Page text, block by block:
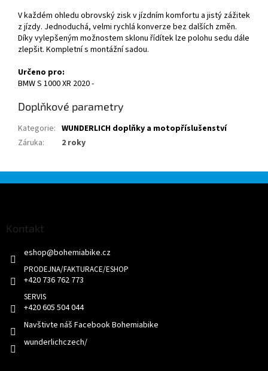
V každém ohledu obrovský zisk v jízdním komfortu a jistý zážitek
z jízdy. Jednoduchá, velmi rychlá konverze bez dalších změn.
Díky vylepšeným možnostem sklonu řídítek lze polohu sedu dále
zlepšit. Kompletní s montážní sadou.
Určeno pro:
BMW S 1000 XR 2020 -
Doplňkové parametry
Kategorie: WUNDERLICH doplňky a motopříslušenství
Záruka: 2 roky
Kontakt
eshop@bohemiabike.cz
+420 736 762 773
+420 605 504 044
Navštivte náš Facebook Bohemiabike
wunderlichczech/